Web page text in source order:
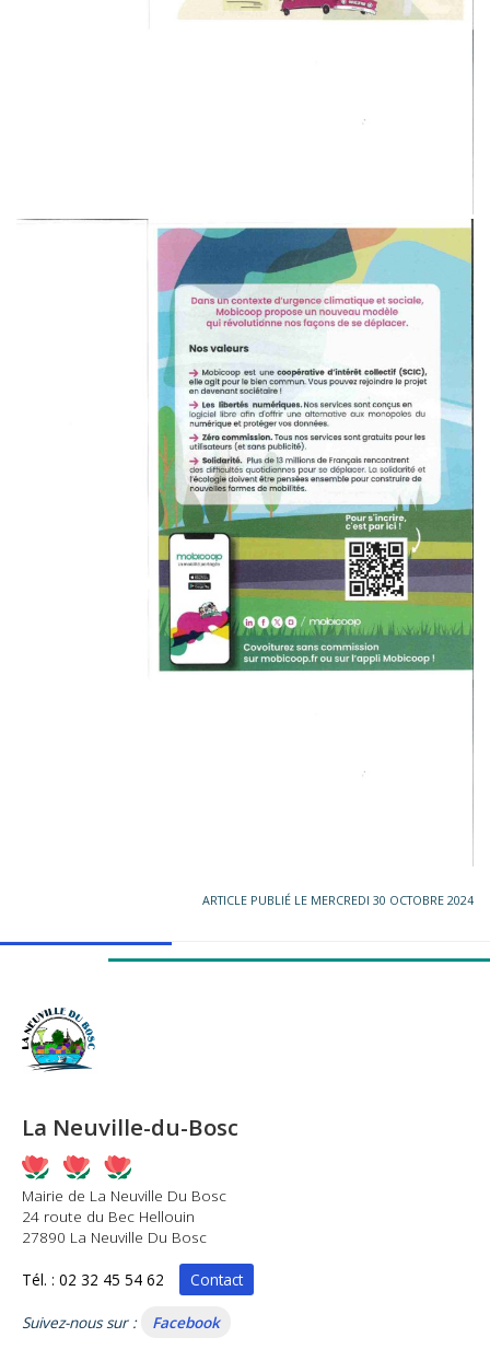
ARTICLE PUBLIÉ LE MERCREDI 30 OCTOBRE 2024
La Neuville-du-Bosc
Mairie de La Neuville Du Bosc
24 route du Bec Hellouin
27890 La Neuville Du Bosc
Tél. : 02 32 45 54 62 Contact
Suivez-nous sur : Facebook